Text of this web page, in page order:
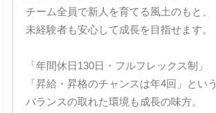
チーム全員で新人を育てる風土のもと、
未経験者も安心して成長を目指せます。
「年間休日130日・フルフレックス制」
「昇給・昇格のチャンスは年4回」という
バランスの取れた環境も成長の味方。